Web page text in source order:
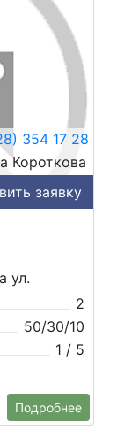
354 17 28
Короткова
заявку
ул.
2
50/30/10
1 / 5
Подробнее